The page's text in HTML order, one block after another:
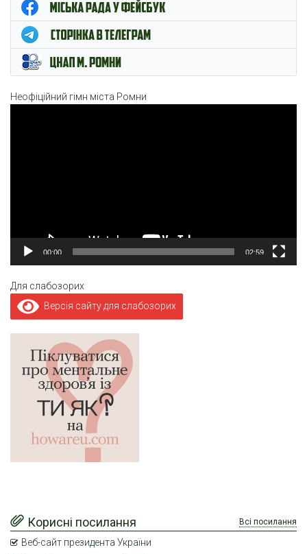
ЦНАП м. Ромни
Неофіційний гімн міста Ромни
00:00 02:59
Для слабозорих
Версія сайту для слабозорих
Корисні посилання Всі посилання
Веб-сайт президента України